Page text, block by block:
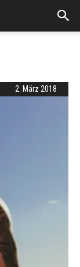
2. März 2018